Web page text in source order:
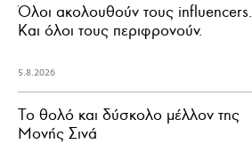
Όλοι ακολουθούν τους influencers.
Και όλοι τους περιφρονούν.
5.8.2026
Το θολό και δύσκολο μέλλον της
Μονής Σινά